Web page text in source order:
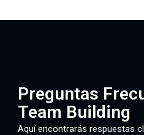
Preguntas
Team Building
Aquí encontrarás respuestas